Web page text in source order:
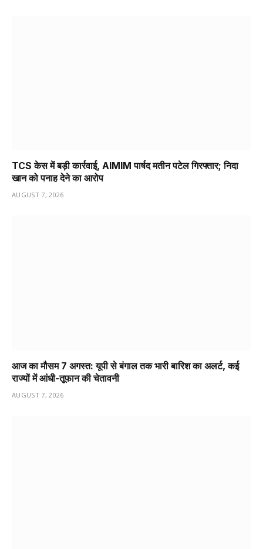
TCS केस में बड़ी कार्रवाई, AIMIM पार्षद मतीन पटेल गिरफ्तार; निदा
खान को पनाह देने का आरोप
AUGUST 7, 2026
आज का मौसम 7 अगस्त: यूपी से बंगाल तक भारी बारिश का अलर्ट, कई
राज्यों में आंधी-तूफान की चेतावनी
AUGUST 7, 2026